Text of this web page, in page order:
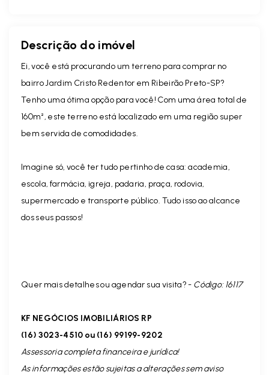
Descrição do imóvel
Ei, você está procurando um terreno para comprar no
bairro Jardim Cristo Redentor em Ribeirão Preto-SP?
Tenho uma ótima opção para você! Com uma área total de
160m², este terreno está localizado em uma região super
bem servida de comodidades.
Imagine só, você ter tudo pertinho de casa: academia,
escola, farmácia, igreja, padaria, praça, rodovia,
supermercado e transporte público. Tudo isso ao alcance
dos seus passos!
Quer mais detalhes ou agendar sua visita? - Código: 16117
KF NEGÓCIOS IMOBILIÁRIOS RP
(16) 3023-4510 ou (16) 99199-9202
Assessoria completa financeira e jurídica!
As informações estão sujeitas a alterações sem aviso